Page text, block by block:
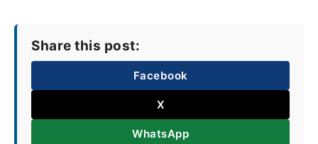
Share this post:
Facebook
X
WhatsApp